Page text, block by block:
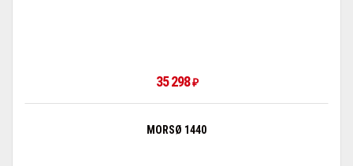
35 298₽
MORSØ 1440